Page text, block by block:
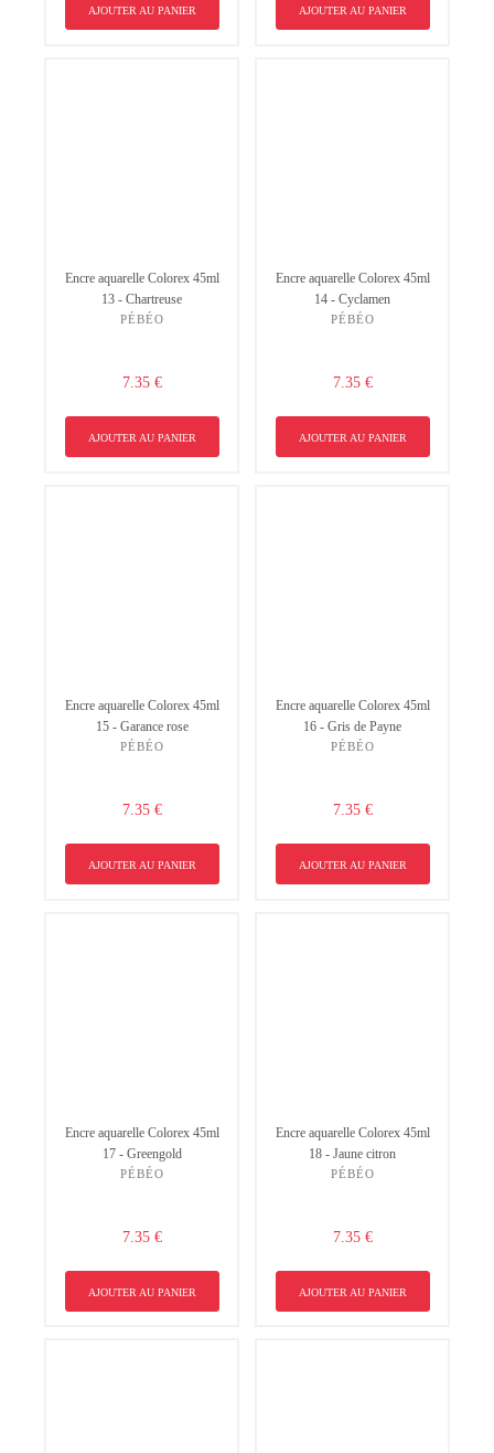
AJOUTER AU PANIER AJOUTER AU PANIER
Encre aquarelle Colorex 45ml
13 - Chartreuse
PÉBÉO
7.35 €
AJOUTER AU PANIER
Encre aquarelle Colorex 45ml
14 - Cyclamen
PÉBÉO
7.35 €
AJOUTER AU PANIER
Encre aquarelle Colorex 45ml
15 - Garance rose
PÉBÉO
7.35 €
AJOUTER AU PANIER
Encre aquarelle Colorex 45ml
16 - Gris de Payne
PÉBÉO
7.35 €
AJOUTER AU PANIER
Encre aquarelle Colorex 45ml
17 - Greengold
PÉBÉO
7.35 €
AJOUTER AU PANIER
Encre aquarelle Colorex 45ml
18 - Jaune citron
PÉBÉO
7.35 €
AJOUTER AU PANIER